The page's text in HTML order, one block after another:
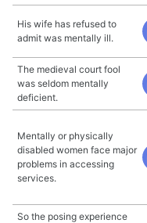
His wife has refused to
admit was mentally ill.
The medieval court fool
was seldom mentally
deficient.
Mentally or physically
disabled women face major
problems in accessing
services.
So the posing experience